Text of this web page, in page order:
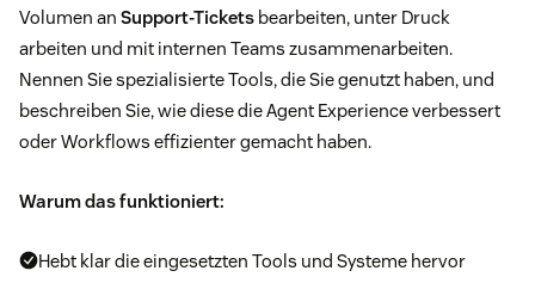
Volumen an Support-Tickets bearbeiten, unter Druck
arbeiten und mit internen Teams zusammenarbeiten.
Nennen Sie spezialisierte Tools, die Sie genutzt haben, und
beschreiben Sie, wie diese die Agent Experience verbessert
oder Workflows effizienter gemacht haben.
Warum das funktioniert:
Hebt klar die eingesetzten Tools und Systeme hervor